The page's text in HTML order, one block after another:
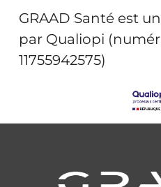
GRAAD Santé est
par Qualiopi
11755942575)